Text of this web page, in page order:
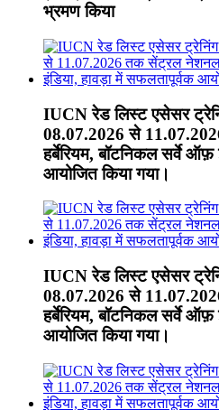
भ्रमण किया
IUCN रेड लिस्ट एसेसर
08.07.2026 से
हर्बेरियम, बॉटनिकल सर्वे
आयोजित किया गया।
IUCN रेड लिस्ट एसेसर
08.07.2026 से
हर्बेरियम, बॉटनिकल सर्वे
आयोजित किया गया।